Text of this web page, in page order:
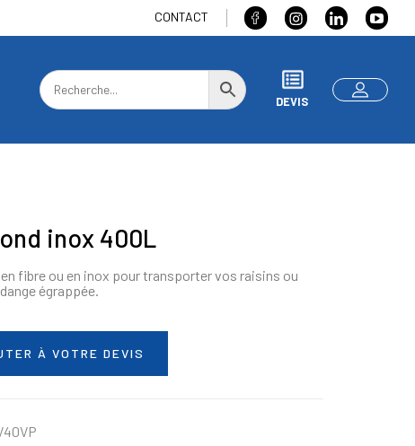
CONTACT
DEVIS
inox 400L
en fibre ou en inox pour transporter vos raisins ou
égrappée.
À VOTRE DEVIS